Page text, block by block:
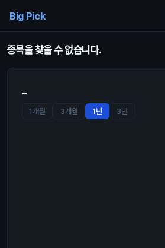
Big Pick
종목을 찾을 수 없습니다.
-
1개월 3개월 1년 3년